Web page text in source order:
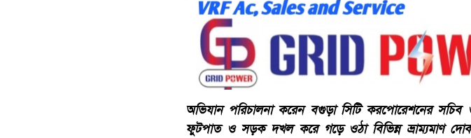
অভিযান পরিচালনা করেন বগুড়া সিটি করপোরেশনের সচিব
ফুটপাত ও সড়ক দখল করে গড়ে ওঠা বিভিন্ন ভ্রাম্যমাণ